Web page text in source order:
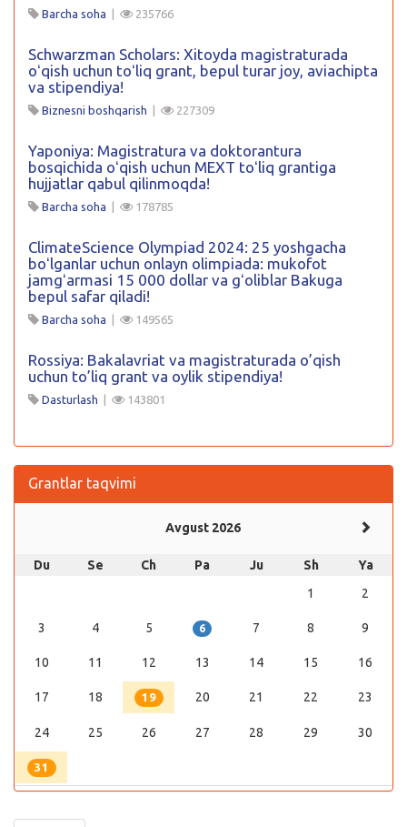
Barcha soha | 235766
Schwarzman Scholars: Xitoyda magistraturada
oʻqish uchun toʻliq grant, bepul turar joy, aviachipta
va stipendiya!
Biznesni boshqarish | 227309
Yaponiya: Magistratura va doktorantura
bosqichida oʻqish uchun MEXT toʻliq grantiga
hujjatlar qabul qilinmoqda!
Barcha soha | 178785
ClimateScience Olympiad 2024: 25 yoshgacha
boʻlganlar uchun onlayn olimpiada: mukofot
jamgʻarmasi 15 000 dollar va gʻoliblar Bakuga
bepul safar qiladi!
Barcha soha | 149565
Rossiya: Bakalavriat va magistraturada o’qish
uchun to’liq grant va oylik stipendiya!
Dasturlash | 143801
Grantlar taqvimi
Avgust 2026
Du Se Ch Pa Ju Sh
Ya
1
2
3 4 5 6 7 8 9
10 11 12 13 14 15 16
17 18 19 20 21 22 23
24 25 26 27 28 29 30
31